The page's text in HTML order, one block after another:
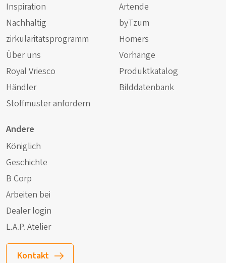
Inspiration
Nachhaltig
zirkularitätsprogramm
Über uns
Royal Vriesco
Händler
Stoffmuster anfordern
Artende
byTzum
Homers
Vorhänge
Produktkatalog
Bilddatenbank
Andere
Königlich
Geschichte
B Corp
Arbeiten bei
Dealer login
L.A.P. Atelier
Kontakt